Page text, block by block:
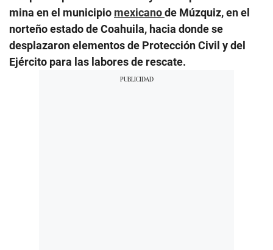
mina en el municipio mexicanode Múzquiz, en el
norteño estado de Coahuila, hacia donde se
desplazaron elementos de Protección Civil y del
Ejército para las labores de rescate.